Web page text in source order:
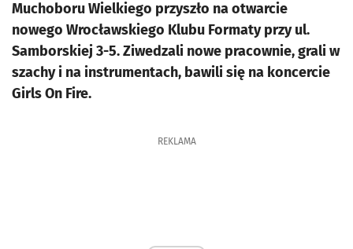
Muchoboru Wielkiego przyszło na otwarcie
nowego Wrocławskiego Klubu Formaty przy ul.
Samborskiej 3-5. Ziwedzali nowe pracownie, grali w
szachy i na instrumentach, bawili się na koncercie
Girls On Fire.
REKLAMA